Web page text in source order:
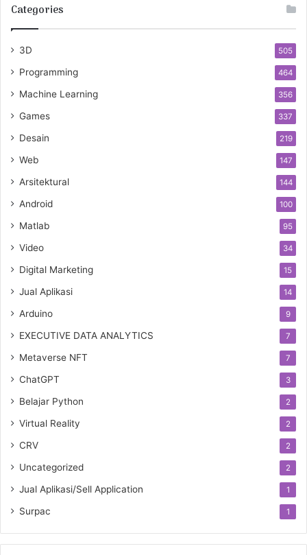
Categories
3D 505
Programming 464
Machine Learning 356
Games 337
Desain 219
Web 147
Arsitektural 144
Android 100
Matlab 95
Video 34
Digital Marketing 15
Jual Aplikasi 14
Arduino 9
EXECUTIVE DATA ANALYTICS 7
Metaverse NFT 7
ChatGPT 3
Belajar Python 2
Virtual Reality 2
CRV 2
Uncategorized 2
Jual Aplikasi/Sell Application 1
Surpac 1